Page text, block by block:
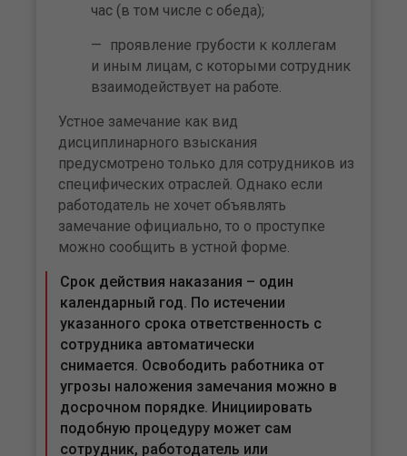
час (в том числе с обеда);
проявление грубости к коллегам
и иным лицам, с которыми сотрудник
взаимодействует на работе.
Устное замечание как вид
дисциплинарного взыскания
предусмотрено только для сотрудников из
специфических отраслей. Однако если
работодатель не хочет объявлять
замечание официально, то о проступке
можно сообщить в устной форме.
Срок действия наказания – один
календарный год. По истечении
указанного срока ответственность с
сотрудника автоматически
снимается. Освободить работника от
угрозы наложения замечания можно в
досрочном порядке. Инициировать
подобную процедуру может сам
сотрудник, работодатель или